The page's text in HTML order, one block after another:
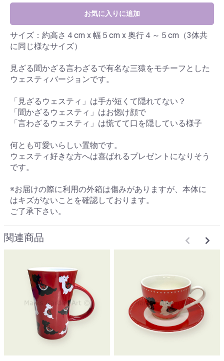
お気に入りに追加
サイズ：約高さ４cm x 幅５cm x 奥行４～５cm（3体共
に同じ様なサイズ）
見ざる聞かざる言わざるで有名な三猿をモチーフとした
ウェスティバージョンです。
「見ざるウェスティ」は手が短くて隠れてない？
「聞かざるウェスティ」はお惚け顔で
「言わざるウェスティ」は慌てて口を隠している様子
何とも可愛いらしい置物です。
ウェスティ好きな方へは喜ばれるプレゼントになりそう
です。
※お届けの際に利用の外箱は傷みがありますが、本体に
はキズがないことを確認しております。
ご了承下さい。
関連商品